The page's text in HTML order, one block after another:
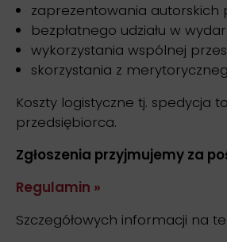
zaprezentowania autorskich
bezpłatnego udziału w
wykorzystania wspólnej
skorzystania z
Koszty logistyczne tj. spedycja
przedsiębiorca.
Zgłoszenia przyjmujemy za
Regulamin »
Szczegółowych informacji na